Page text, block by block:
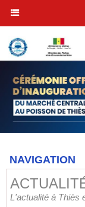
NAVIGATION
L'actualité à Thiès